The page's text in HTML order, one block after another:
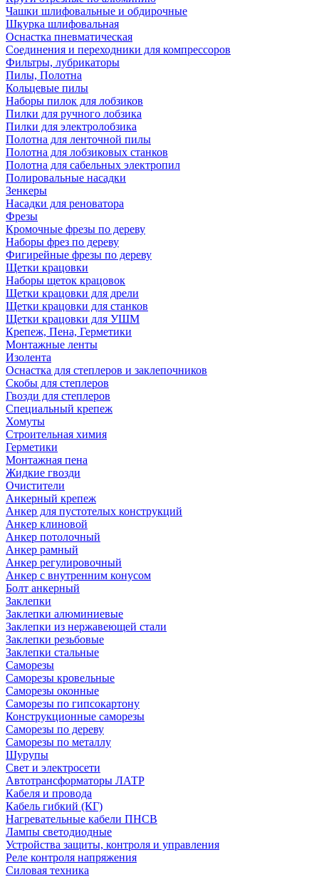
Чашки шлифовальные и обдирочные
Шкурка шлифовальная
Оснастка пневматическая
Соединения и переходники для компрессоров
Фильтры, лубрикаторы
Пилы, Полотна
Кольцевые пилы
Наборы пилок для лобзиков
Пилки для ручного лобзика
Пилки для электролобзика
Полотна для ленточной пилы
Полотна для лобзиковых станков
Полотна для сабельных электропил
Полировальные насадки
Зенкеры
Насадки для реноватора
Фрезы
Кромочные фрезы по дереву
Наборы фрез по дереву
Фигирейные фрезы по дереву
Щетки крацовки
Наборы щеток крацовок
Щетки крацовки для дрели
Щетки крацовки для станков
Щетки крацовки для УШМ
Крепеж, Пена, Герметики
Монтажные ленты
Изолента
Оснастка для степлеров и заклепочников
Скобы для степлеров
Гвозди для степлеров
Специальный крепеж
Хомуты
Строительная химия
Герметики
Монтажная пена
Жидкие гвозди
Очистители
Анкерный крепеж
Анкер для пустотелых конструкций
Анкер клиновой
Анкер потолочный
Анкер рамный
Анкер регулировочный
Анкер с внутренним конусом
Болт анкерный
Заклепки
Заклепки алюминиевые
Заклепки из нержавеющей стали
Заклепки резьбовые
Заклепки стальные
Саморезы
Саморезы кровельные
Саморезы оконные
Саморезы по гипсокартону
Конструкционные саморезы
Саморезы по дереву
Саморезы по металлу
Шурупы
Свет и электросети
Автотрансформаторы ЛАТР
Кабеля и провода
Кабель гибкий (КГ)
Нагревательные кабели ПНСВ
Лампы светодиодные
Устройства защиты, контроля и управления
Реле контроля напряжения
Силовая техника